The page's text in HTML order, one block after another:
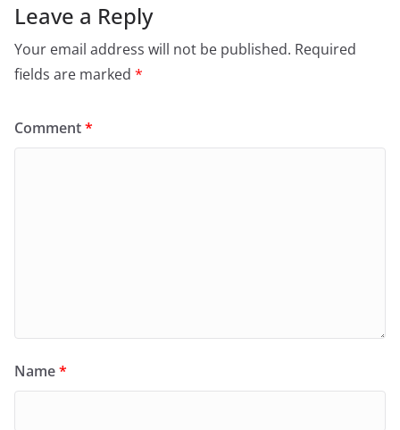
Leave a Reply
Your email address will not be published. Required
fields are marked *
Comment*
Name*